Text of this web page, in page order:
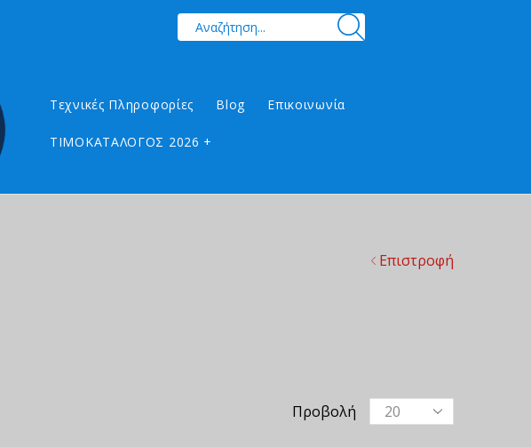
Τεχνικές Πληροφορίες Blog Επικοινωνία
ΤΙΜΟΚΑΤΑΛΟΓΟΣ 2026 +
Επιστροφή
Προβολή